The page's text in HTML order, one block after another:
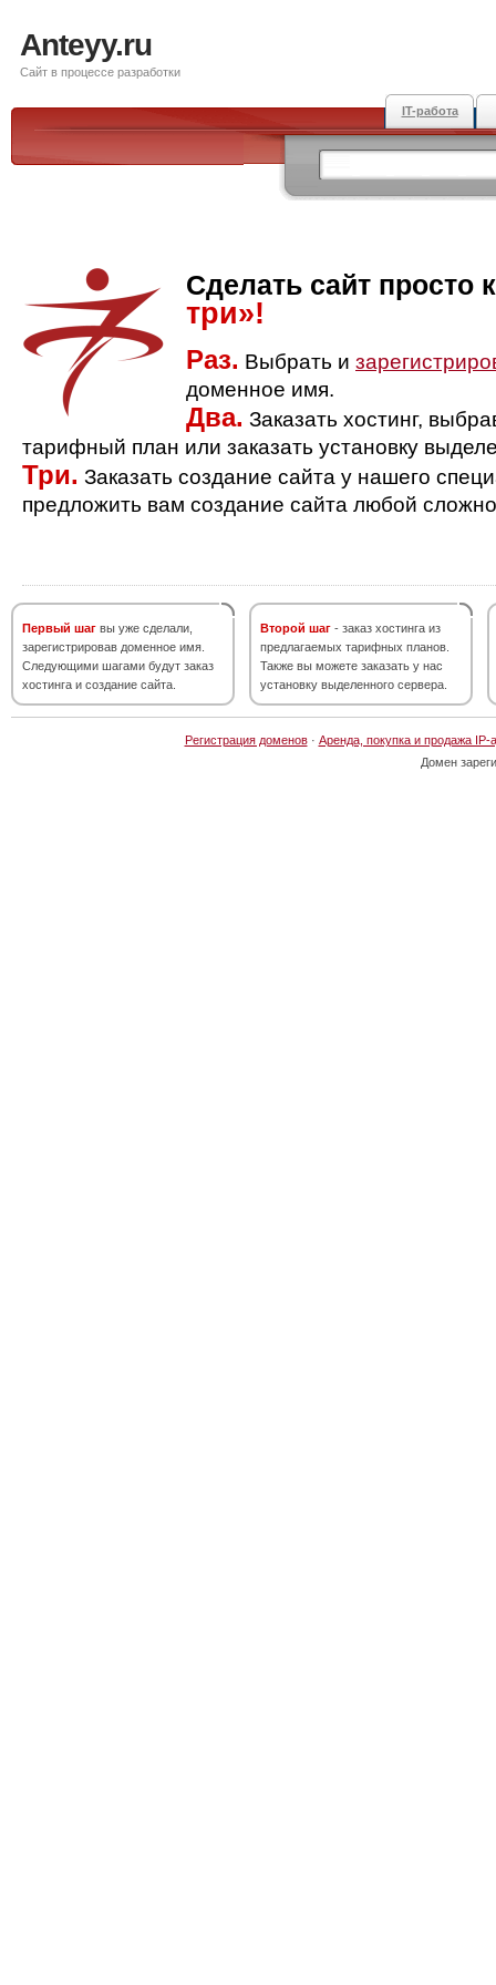
Anteyy.ru
Сайт в процессе разработки
IT-работа
Сделать сайт просто
три»!
Раз. Выбрать и
доменное имя.
Два. Заказать хостинг,
тарифный план или заказать установку
Три. Заказать создание сайта у нашего
предложить вам создание сайта любой
Первый шаг вы уже сделали,
зарегистрировав доменное имя.
Следующими шагами будут заказ
хостинга и создание сайта.
Второй шаг - заказ хостинга из
предлагаемых тарифных планов.
Также вы можете заказать у нас
установку выделенного сервера.
Регистрация доменов· Аренда, покупка и продажа IP-
Домен